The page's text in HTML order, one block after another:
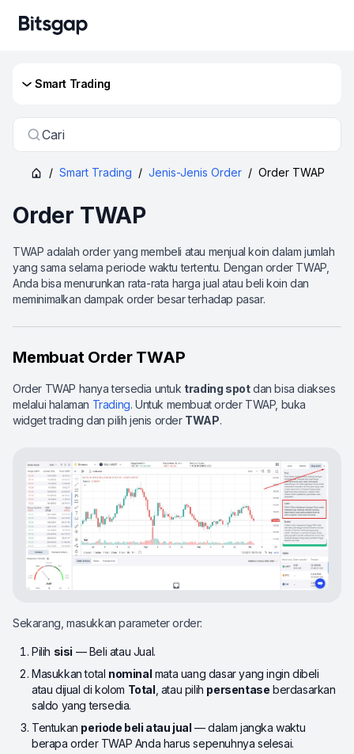
Smart Trading
Cari
/ Smart Trading / Jenis-Jenis Order / Order TWAP
Order TWAP
TWAP adalah order yang membeli atau menjual koin dalam jumlah
yang sama selama periode waktu tertentu. Dengan order TWAP,
Anda bisa menurunkan rata-rata harga jual atau beli koin dan
meminimalkan dampak order besar terhadap pasar.
Membuat Order TWAP
Order TWAP hanya tersedia untuk trading spotdan bisa diakses
melalui halaman Trading. Untuk membuat order TWAP, buka
widget trading dan pilih jenis order TWAP.
Sekarang, masukkan parameter order:
Pilih sisi — Beli atau Jual.
Masukkan total nominal mata uang dasar yang ingin dibeli
atau dijual di kolom Total , atau pilih persentase berdasarkan
saldo yang tersedia.
Tentukan periode beli atau jual — dalam jangka waktu
berapa order TWAP Anda harus sepenuhnya selesai.